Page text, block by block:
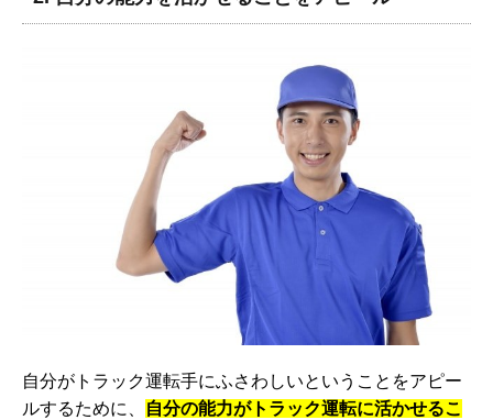
自分がトラック運転手にふさわしいということをアピー
ルするために、
自分の能力がトラック運転に活かせるこ